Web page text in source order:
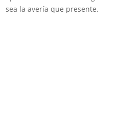
sea la avería que presente.